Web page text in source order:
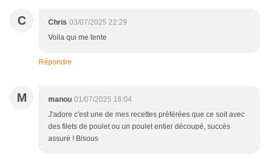
C Chris 03/07/2025 22:29
Voila qui me tente
Répondre
M manou 01/07/2025 16:04
J'adore c'est une de mes recettes préférées que ce soit avec
des filets de poulet ou un poulet entier découpé, succès
assuré ! Bisous